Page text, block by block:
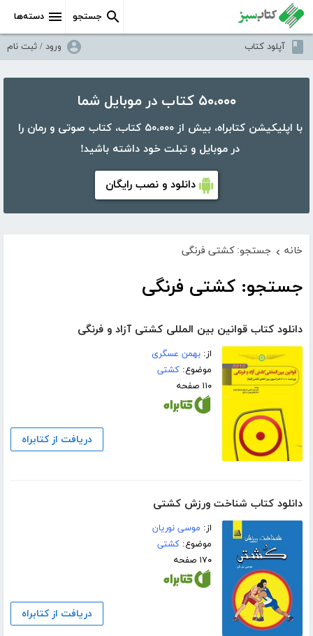
دسته‌ها جستجو
آپلود کتاب ورود / ثبت نام
۵۰،۰۰۰ کتاب در موبایل شما
با اپلیکیشن کتابراه، بیش از ۵۰،۰۰۰ کتاب، کتاب صوتی و رمان را
در موبایل و تبلت خود داشته باشید!
دانلود و نصب رایگان
خانه › جستجو: کشتی فرنگی
جستجو: کشتی فرنگی
دانلود کتاب قوانین بین المللی کشتی آزاد و فرنگی
از:بهمن عسگری
موضوع:کشتی
۱۱۰ صفحه
دریافت از کتابراه
دانلود کتاب شناخت ورزش کشتی
از: موسی نوریان
موضوع:کشتی
۱۷۰ صفحه
دریافت از کتابراه